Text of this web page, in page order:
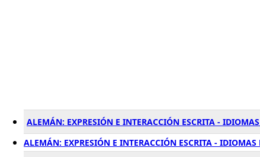
ALEMÁN: EXPRESIÓN E INTERACCIÓN ESCRITA -
ALEMÁN: EXPRESIÓN E INTERACCIÓN ESCRITA -